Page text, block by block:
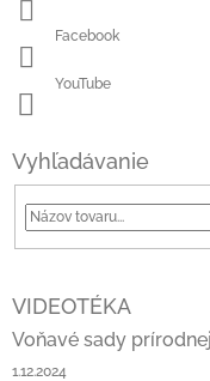
Facebook
YouTube
Vyhľadávanie
VIDEOTÉKA
Voňavé sady
1.12.2024